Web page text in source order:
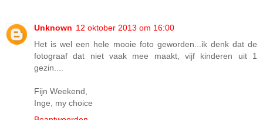
Unknown 12 oktober 2013 om 16:00
Het is wel een hele mooie foto geworden...ik denk dat de
fotograaf dat niet vaak mee maakt, vijf kinderen uit 1
gezin....
Fijn Weekend,
Inge, my choice